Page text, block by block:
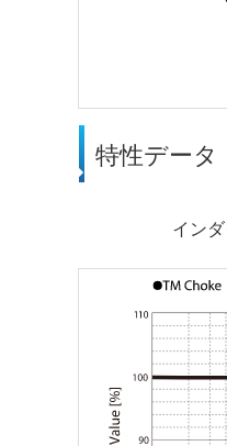
特性データ
イン